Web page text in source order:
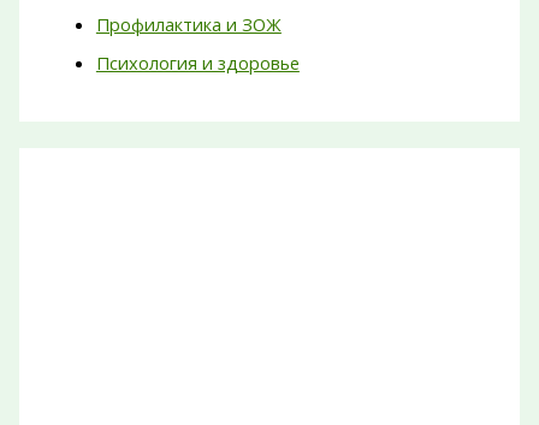
Профилактика и ЗОЖ
Психология и здоровье